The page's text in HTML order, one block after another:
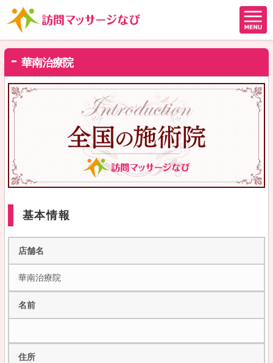
華南治療院
基本情報
店舗名
華南治療院
名前
住所